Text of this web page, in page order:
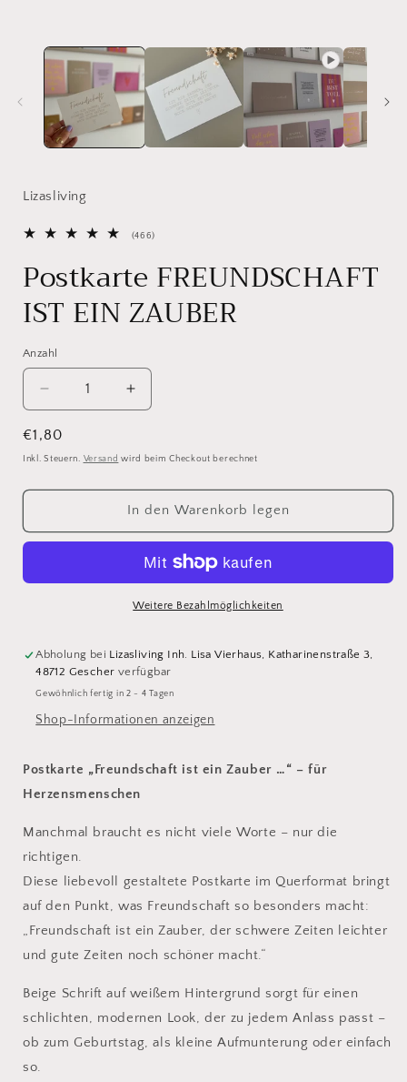
Lizasliving
(466)
insgesamt
Postkarte FREUNDSCHAFT
IST EIN ZAUBER
Anzahl
Verringere
die
Menge
für
FREUNDSCHAFT
EIN
Erhöhe
die
für
FREUNDSCHAFT
IST
EIN
ZAUBER
Normaler
Preis
€1,80
Inkl. Steuern. Versand wird beim Checkout berechnet
In den Warenkorb legen
Weitere Bezahlmöglichkeiten
Abholung bei Lizasliving Inh. Lisa Vierhaus, Katharinenstraße 3,
48712 Gescher verfügbar
Gewöhnlich fertig in 2 - 4 Tagen
Shop-Informationen anzeigen
Postkarte „Freundschaft ist ein Zauber …“ – für
Herzensmenschen
Manchmal braucht es nicht viele Worte – nur die
richtigen.
Diese liebevoll gestaltete Postkarte im Querformat bringt
auf den Punkt, was Freundschaft so besonders macht:
„Freundschaft ist ein Zauber, der schwere Zeiten leichter
und gute Zeiten noch schöner macht.“
Beige Schrift auf weißem Hintergrund sorgt für einen
schlichten, modernen Look, der zu jedem Anlass passt –
ob zum Geburtstag, als kleine Aufmunterung oder einfach
so.